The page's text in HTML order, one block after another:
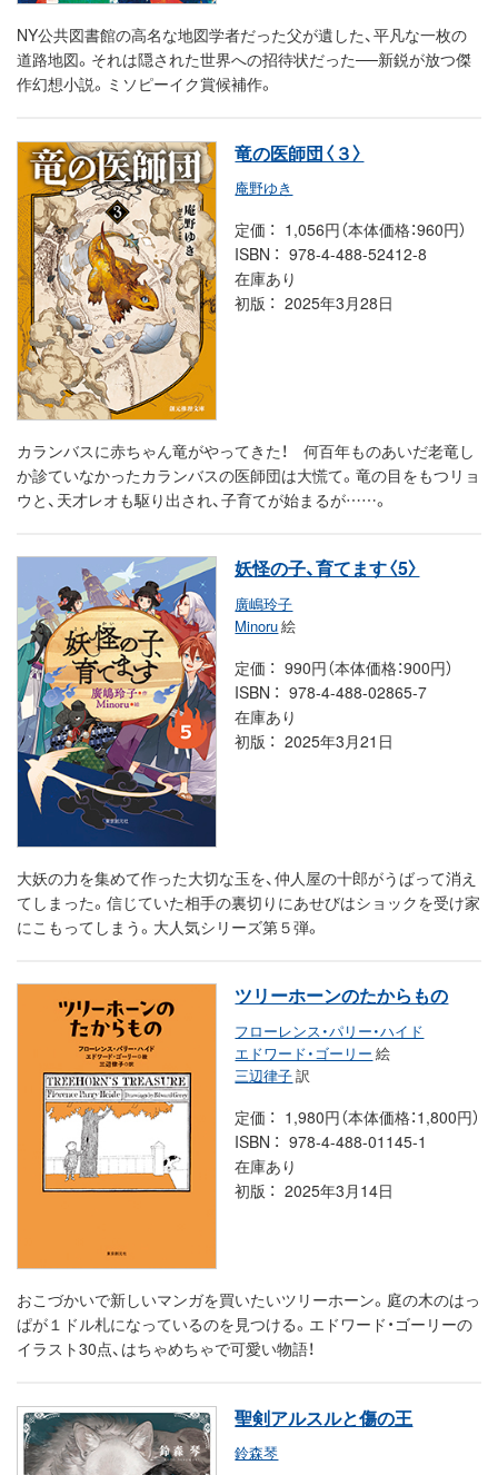
NY公共図書館の高名な地図学者だった父が遺した、平凡な一枚の
道路地図。それは隠された世界への招待状だった──新鋭が放つ傑
作幻想小説。ミソピーイク賞候補作。
竜の医師団〈３〉
庵野ゆき
定価
1,056円（本体価格：960円）
ISBN
978-4-488-52412-8
在庫あり
初版
2025年3月28日
カランバスに赤ちゃん竜がやってきた！ 何百年ものあいだ老竜し
か診ていなかったカランバスの医師団は大慌て。竜の目をもつリョ
ウと、天才レオも駆り出され、子育てが始まるが……。
妖怪の子、育てます〈5〉
廣嶋玲子
Minoru絵
定価
990円（本体価格：900円）
ISBN
978-4-488-02865-7
在庫あり
初版
2025年3月21日
大妖の力を集めて作った大切な玉を、仲人屋の十郎がうばって消え
てしまった。信じていた相手の裏切りにあせびはショックを受け家
にこもってしまう。大人気シリーズ第５弾。
ツリーホーンのたからもの
フローレンス・パリー・ハイド
エドワード・ゴーリー 絵
三辺律子訳
定価
1,980円（本体価格：1,800円）
ISBN
978-4-488-01145-1
在庫あり
初版
2025年3月14日
おこづかいで新しいマンガを買いたいツリーホーン。庭の木のはっ
ぱが１ドル札になっているのを見つける。エドワード・ゴーリーの
イラスト30点、はちゃめちゃで可愛い物語！
聖剣アルスルと傷の王
鈴森琴